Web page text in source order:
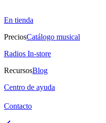
En tienda
PreciosCatálogo musical
Radios In-store
RecursosBlog
Centro de ayuda
Contacto